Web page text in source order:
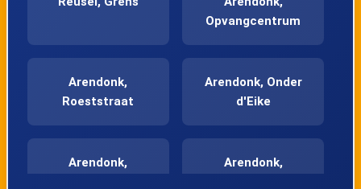
Opvangcentrum
Arendonk,
Roeststraat
Arendonk, Onder
d'Eike
Arendonk,
Arendonk,